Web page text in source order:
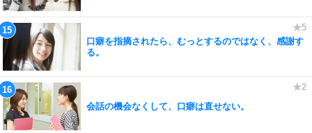
口癖を指摘されたら、むっとするのではなく、感謝す
る。
会話の機会なくして、口癖は直せない。